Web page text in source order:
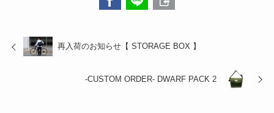
再入荷のお知らせ【 STORAGE BOX 】
-CUSTOM ORDER- DWARF PACK 2